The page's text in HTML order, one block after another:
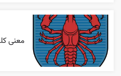
معنی